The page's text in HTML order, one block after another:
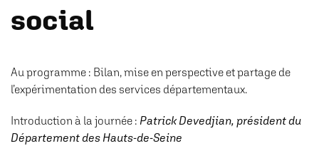
social
Au programme : Bilan, mise en perspective et partage de
l’expérimentation des services départementaux.
Introduction à la journée : Patrick Devedjian, président du
Département des Hauts-de-Seine